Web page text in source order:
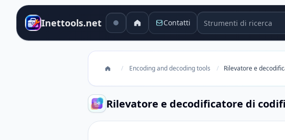
Inettools.net Contatti Strumenti di ricerca
/ Encoding and decoding tools / Rilevatore e
Rilevatore e decodificatore di